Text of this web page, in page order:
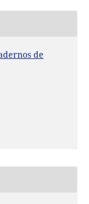
de